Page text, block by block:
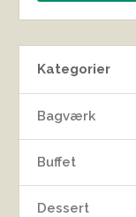
Kategorier
Bagværk
Buffet
Dessert